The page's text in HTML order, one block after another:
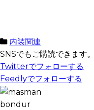
内装関連
SNSでもご購読できます。
Twitterでフォローする
Feedlyでフォローする
bondur